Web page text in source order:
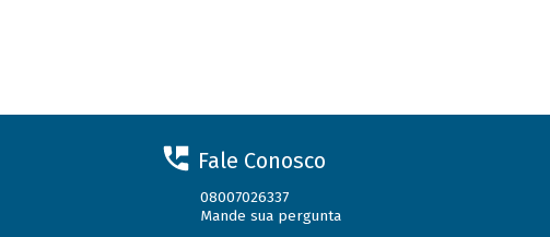
Fale Conosco
08007026337
Mande sua pergunta